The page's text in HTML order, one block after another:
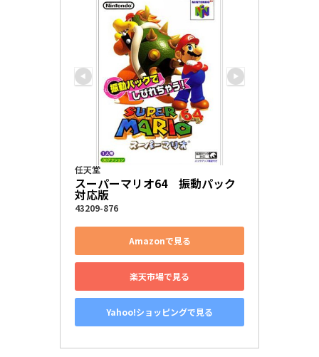
任天堂
スーパーマリオ64　振動パック
対応版
43209-876
Amazonで見る
楽天市場で見る
Yahoo!ショッピングで見る